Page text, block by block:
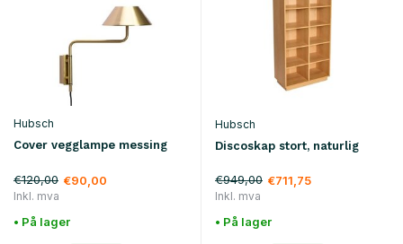
Hubsch
Cover vegglampe messing
€120,00 €90,00
Inkl. mva
• På lager
Hubsch
Discoskap stort, naturlig
€949,00 €711,75
Inkl. mva
• På lager